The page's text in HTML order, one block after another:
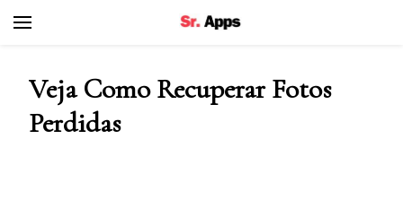
Veja Como Recuperar Fotos
Perdidas